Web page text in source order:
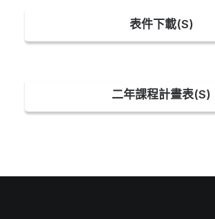
表件下載(S)
二年課程計畫表(S)